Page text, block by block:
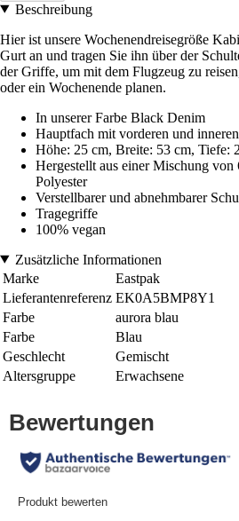
Beschreibung
Hier ist unsere Wochenendreisegröße
Gurt an und tragen Sie ihn über der
der Griffe, um mit dem Flugzeug zu
oder ein Wochenende planen.
In unserer Farbe Black Denim
Hauptfach mit vorderen und
Höhe: 25 cm, Breite: 53 cm, Tiefe:
Hergestellt aus einer Mischung
Polyester
Verstellbarer und abnehmbarer
Tragegriffe
100% vegan
Zusätzliche Informationen
Marke
Eastpak
Lieferantenreferenz EK0A5BMP8Y1
Farbe
aurora blau
Farbe
Blau
Geschlecht
Gemischt
Altersgruppe
Erwachsene